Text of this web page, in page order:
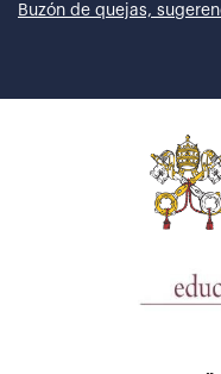
Buzón de quejas,